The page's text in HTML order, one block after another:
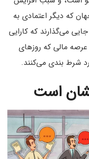
که دیگر اعتمادی به
می‌گذارند که کارایی
مالی که روزهای
شرط بندی می‌کنند.
است